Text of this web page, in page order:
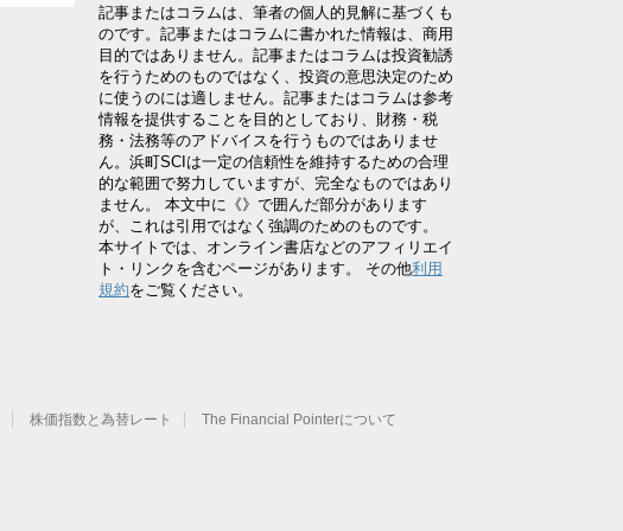
記事またはコラムは、筆者の個人的見解に基づくも
のです。記事またはコラムに書かれた情報は、商用
目的ではありません。記事またはコラムは投資勧誘
を行うためのものではなく、投資の意思決定のため
に使うのには適しません。記事またはコラムは参考
情報を提供することを目的としており、財務・税
務・法務等のアドバイスを行うものではありませ
ん。浜町SCIは一定の信頼性を維持するための合理
的な範囲で努力していますが、完全なものではあり
ません。 本文中に《》で囲んだ部分があります
が、これは引用ではなく強調のためのものです。
本サイトでは、オンライン書店などのアフィリエイ
ト・リンクを含むページがあります。 その他利用
規約をご覧ください。
株価指数と為替レート The Financial Pointerについて